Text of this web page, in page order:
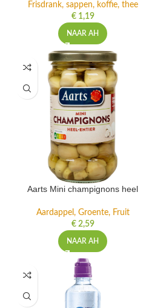
Frisdrank, sappen, koffie, thee
€1,19
NAAR AH
Aarts Mini champignons heel
Aardappel, Groente, Fruit
€2,59
NAAR AH